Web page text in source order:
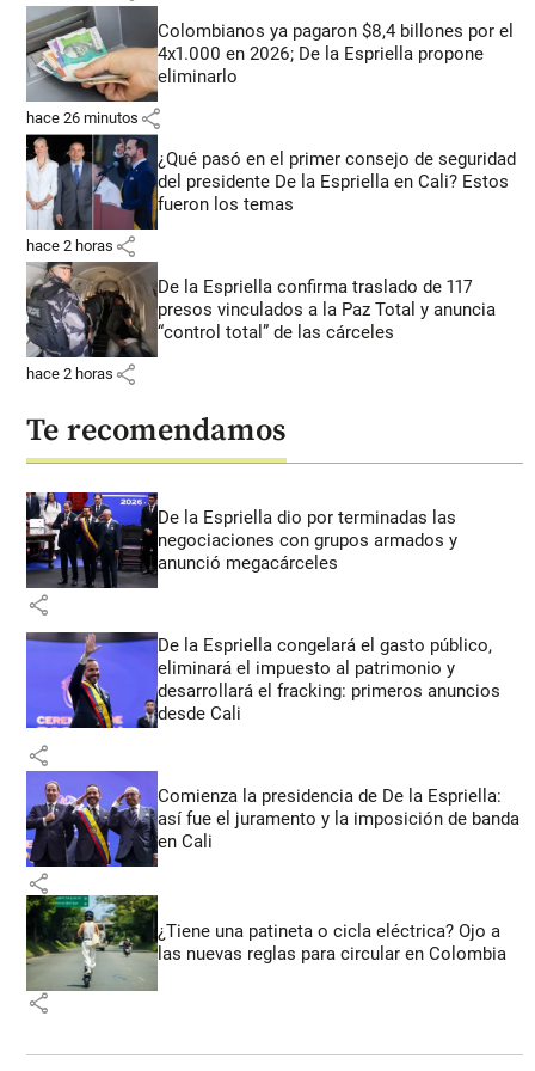
Colombianos ya pagaron $8,4 billones por el
4x1.000 en 2026; De la Espriella propone
eliminarlo
hace 26 minutos share
¿Qué pasó en el primer consejo de seguridad
del presidente De la Espriella en Cali? Estos
fueron los temas
hace 2 horas share
De la Espriella confirma traslado de 117
presos vinculados a la Paz Total y anuncia
“control total” de las cárceles
hace 2 horas share
Te recomendamos
De la Espriella dio por terminadas las
negociaciones con grupos armados y
anunció megacárceles
share
De la Espriella congelará el gasto público,
eliminará el impuesto al patrimonio y
desarrollará el fracking: primeros anuncios
desde Cali
share
Comienza la presidencia de De la Espriella:
así fue el juramento y la imposición de banda
en Cali
share
¿Tiene una patineta o cicla eléctrica? Ojo a
las nuevas reglas para circular en Colombia
share